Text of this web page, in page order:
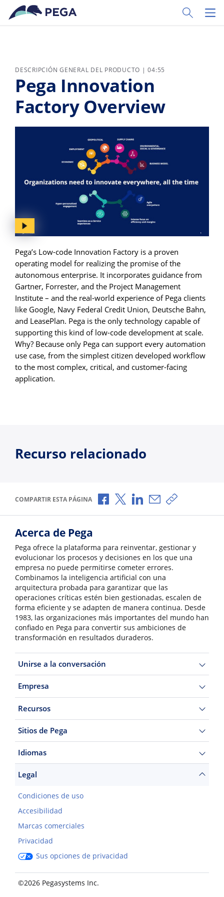
Ir al contenido principal
Toggle
DESCRIPCIÓN GENERAL DEL PRODUCTO | 04:55
Pega Innovation
Factory Overview
Pega’s Low-code Innovation Factory is a proven
operating model for realizing the promise of the
autonomous enterprise. It incorporates guidance from
Gartner, Forrester, and the Project Management
Institute – and the real-world experience of Pega clients
like Google, Navy Federal Credit Union, Deutsche Bahn,
and LeasePlan. Pega is the only technology capable of
supporting this kind of low-code development at scale.
Why? Because only Pega can support every automation
use case, from the simplest citizen developed workflow
to the most complex, critical, and customer-facing
application.
Recurso relacionado
COMPARTIR ESTA PÁGINA Compartir a través de Facebook
Compartir a través de X
Compartir a través de
Compartir por
Copiar
Acerca de Pega
Pega ofrece la plataforma para reinventar, gestionar y
evolucionar los procesos y decisiones en los que una
empresa no puede permitirse cometer errores.
Combinamos la inteligencia artificial con una
arquitectura probada para garantizar que las
operaciones críticas estén bien gestionadas, escalen de
forma eficiente y se adapten de manera continua. Desde
1983, las organizaciones más importantes del mundo han
confiado en Pega para convertir sus ambiciones de
transformación en resultados duraderos.
Unirse a la conversación
Empresa
Recursos
Sitios de Pega
Idiomas
Legal
Condiciones de uso
Accesibilidad
Marcas comerciales
Privacidad
Sus opciones de privacidad
©2026 Pegasystems Inc.